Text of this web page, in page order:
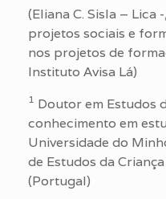
(Eliana C. Sisla –
projetos sociais e
nos projetos de
Instituto Avisa Lá)
1 Doutor em Estudos
conhecimento em
Universidade do
de Estudos da
(Portugal)